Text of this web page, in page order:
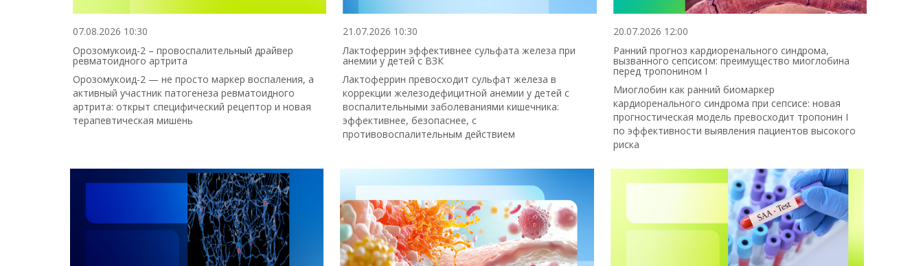
07.08.2026 10:30
Орозомукоид-2 – провоспалительный драйвер
ревматоидного артрита
Орозомукоид-2 — не просто маркер воспаления, а
активный участник патогенеза ревматоидного
артрита: открыт специфический рецептор и новая
терапевтическая мишень
21.07.2026 10:30
Лактоферрин эффективнее сульфата железа при
анемии у детей с ВЗК
Лактоферрин превосходит сульфат железа в
коррекции железодефицитной анемии у детей с
воспалительными заболеваниями кишечника:
эффективнее, безопаснее, с
противовоспалительным действием
20.07.2026 12:00
Ранний прогноз кардиоренального синдрома,
вызванного сепсисом: преимущество миоглобина
перед тропонином I
Миоглобин как ранний биомаркер
кардиоренального синдрома при сепсисе: новая
прогностическая модель превосходит тропонин I
по эффективности выявления пациентов высокого
риска